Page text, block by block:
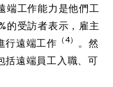
端工作能力是他們工
的受訪者表示，雇主
行遠端工作 （4） 。然
括遠端員工入職、可